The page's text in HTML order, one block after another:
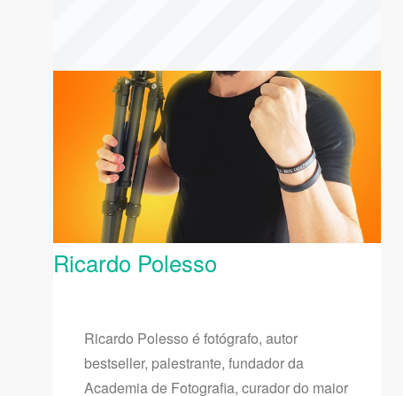
Ricardo Polesso
Ricardo Polesso é fotógrafo, autor
bestseller, palestrante, fundador da
Academia de Fotografia, curador do maior